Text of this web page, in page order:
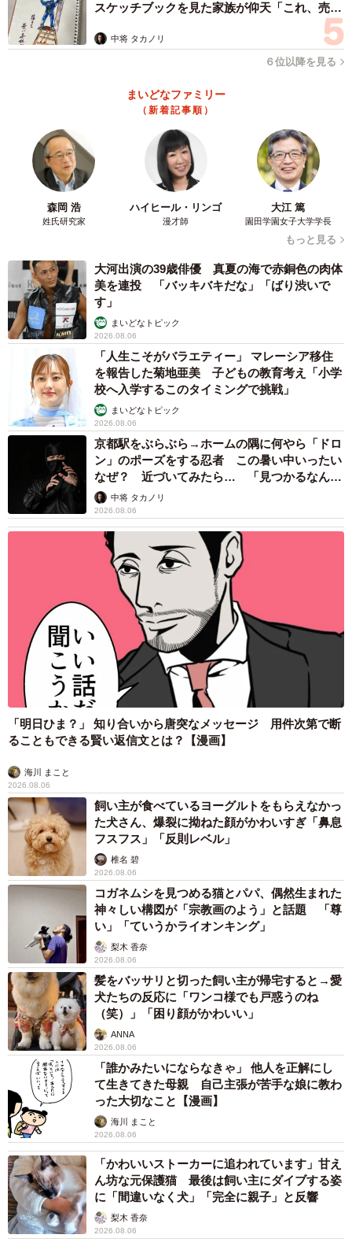
スケッチブックを見た家族が仰天「これ、売れ
中将 タカノリ
６位以降を見る
まいどなファミリー
（新着記事順）
森岡 浩
姓氏研究家
ハイヒール・リンゴ
漫才師
大江 篤
園田学園女子大学学長
もっと見る
大河出演の39歳俳優 真夏の海で赤銅色の肉体
美を連投 「バッキバキだな」「ばり渋いで
す」
まいどなトピック
2026.08.06
「人生こそがバラエティー」 マレーシア移住
を報告した菊地亜美 子どもの教育考え「小学
校へ入学するこのタイミングで挑戦」
まいどなトピック
2026.08.06
京都駅をぶらぶら→ホームの隅に何やら「ドロ
ン」のポーズをする忍者 この暑い中いったい
なぜ？ 近づいてみたら… 「見つかるなんて
未熟」中将 タカノリ
2026.08.06
「明日ひま？」 知り合いから唐突なメッセージ 用件次第で断
ることもできる賢い返信文とは？【漫画】
海川 まこと
2026.08.06
飼い主が食べているヨーグルトをもらえなかっ
た犬さん、爆裂に拗ねた顔がかわいすぎ「鼻息
フスフス」「反則レベル」
椎名 碧
2026.08.06
コガネムシを見つめる猫とパパ、偶然生まれた
神々しい構図が「宗教画のよう」と話題 「尊
い」「ていうかライオンキング」
梨木 香奈
2026.08.06
髪をバッサリと切った飼い主が帰宅すると→愛
犬たちの反応に「ワンコ様でも戸惑うのね
（笑）」「困り顔がかわいい」
ANNA
2026.08.06
「誰かみたいにならなきゃ」 他人を正解にし
て生きてきた母親 自己主張が苦手な娘に教わ
った大切なこと【漫画】
海川 まこと
2026.08.06
「かわいいストーカーに追われています」甘え
ん坊な元保護猫 最後は飼い主にダイブする姿
に「間違いなく犬」「完全に親子」と反響
梨木 香奈
2026.08.06